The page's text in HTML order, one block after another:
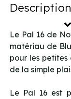
Description
Le Pal 16 de
matériau de
pour les petites
de la simple
Le Pal 16 est